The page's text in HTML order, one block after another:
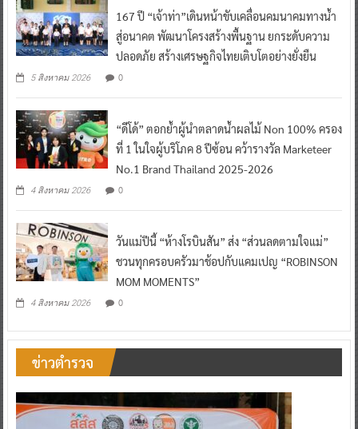
167 ปี “เจ้าท่า”เดินหน้าขับเคลื่อนคมนาคมทางน้ำ
สู่อนาคต พัฒนาโครงสร้างพื้นฐาน ยกระดับความ
ปลอดภัย สร้างเศรษฐกิจไทยเติบโตอย่างยั่งยืน
5 สิงหาคม 2026 0
“ดีโด้” ตอกย้ำผู้นำตลาดน้ำผลไม้ Non 100% ครอง
ที่ 1 ในใจผู้บริโภค 8 ปีซ้อน คว้ารางวัล Marketeer
No.1 Brand Thailand 2025-2026
4 สิงหาคม 2026 0
วันแม่ปีนี้ “ห้างโรบินสัน” ส่ง “ส่วนลดตามใจแม่”
ชวนทุกครอบครัวมาช้อปกับแคมเปญ “ROBINSON
MOM MOMENTS”
4 สิงหาคม 2026 0
ข่าวตำรวจ